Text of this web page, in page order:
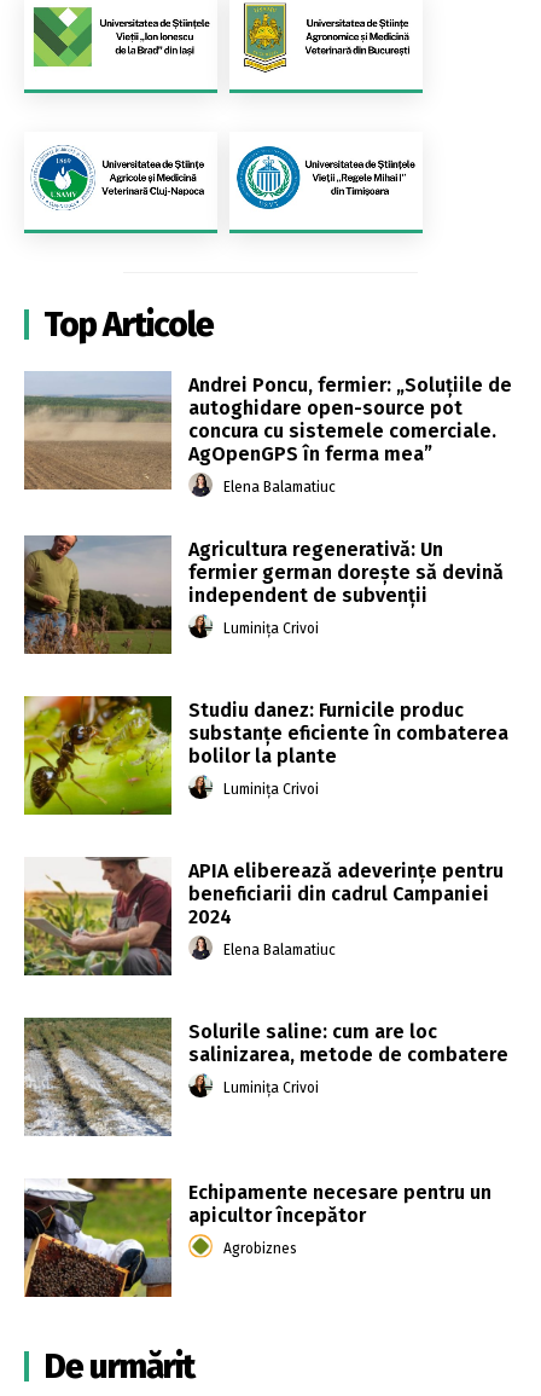
Top Articole
Andrei Poncu, fermier: „Soluțiile de
autoghidare open-source pot
concura cu sistemele comerciale.
AgOpenGPS în ferma mea”
Elena Balamatiuc
Agricultura regenerativă: Un
fermier german dorește să devină
independent de subvenții
Luminița Crivoi
Studiu danez: Furnicile produc
substanțe eficiente în combaterea
bolilor la plante
Luminița Crivoi
APIA eliberează adeverințe pentru
beneficiarii din cadrul Campaniei
2024
Elena Balamatiuc
Solurile saline: cum are loc
salinizarea, metode de combatere
Luminița Crivoi
Echipamente necesare pentru un
apicultor începător
Agrobiznes
De urmărit